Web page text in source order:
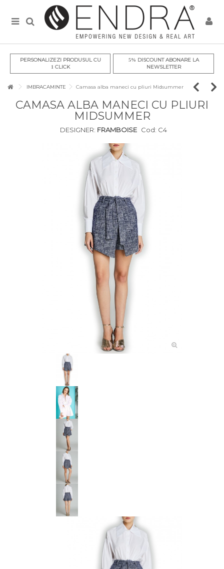
PERSONALIZEZI PRODUSUL CU
1CLICK
5% DISCOUNT ABONARE LA
NEWSLETTER
IMBRACAMINTE Camasa alba maneci cu pliuri Midsummer
CAMASA ALBA MANECI CU PLIURI
MIDSUMMER
DESIGNER: FRAMBOISE Cod: C4